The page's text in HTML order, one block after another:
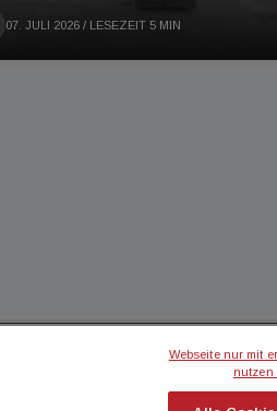
07. JULI 2026 / LESEZEIT 5 MIN
IMMOBILIEN MAGAZINICH
Webseite nur mit
nutzen